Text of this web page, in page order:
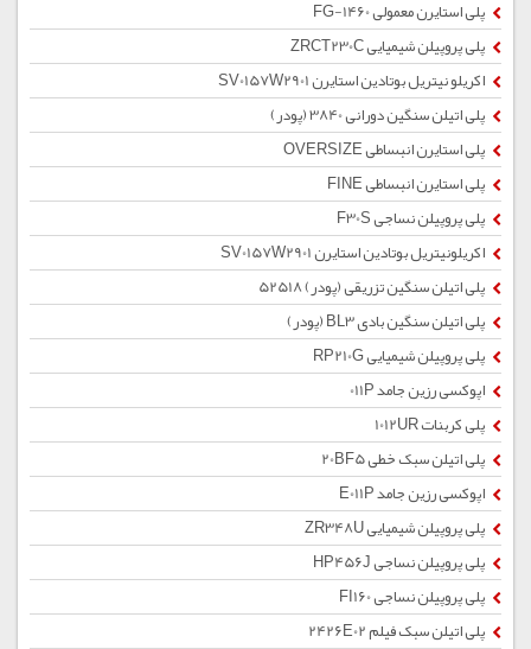
پلی استایرن معمولی 1460-FG
پلی پروپیلن شیمیایی ZRCT230C
اکریلو نیتریل بوتادین استایرن SV0157W2901
پلی اتیلن سنگین دورانی 3840 (پودر)
پلی استایرن انبساطی OVERSIZE
پلی استایرن انبساطی FINE
پلی پروپیلن نساجی F30S
اکریلونیتریل بوتادین استایرن SV0157W2901
پلی اتیلن سنگین تزریقی (پودر) 52518
پلی اتیلن سنگین بادی BL3 (پودر)
پلی پروپیلن شیمیایی RP210G
اپوکسی رزین جامد 011P
پلی کربنات 1012UR
پلی اتیلن سبک خطی 20BF5
اپوکسی رزین جامد E011P
پلی پروپیلن شیمیایی ZR348U
پلی پروپیلن نساجی HP456J
پلی پروپیلن نساجی FI160
پلی اتیلن سبک فیلم 2426E02